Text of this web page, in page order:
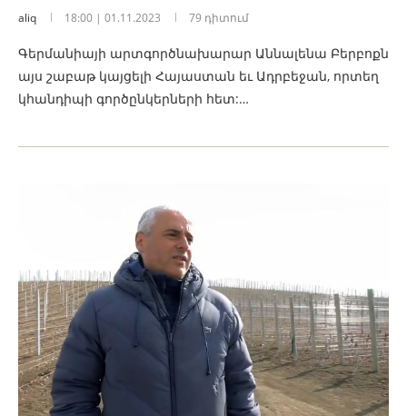
aliq 18:00 | 01.11.2023 79 դիտում
Գերմանիայի արտգործնախարար Աննալենա Բերբոքն
այս շաբաթ կայցելի Հայաստան եւ Ադրբեջան, որտեղ
կհանդիպի գործընկերների հետ:…